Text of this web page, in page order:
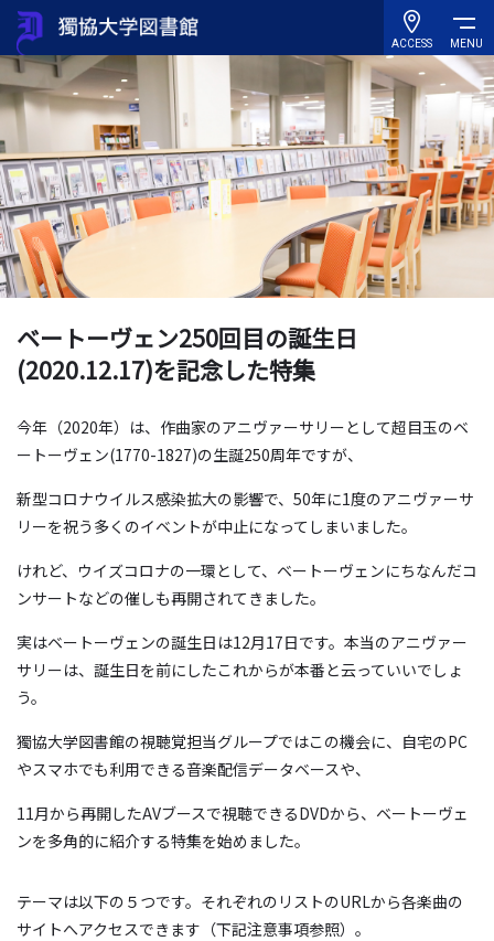
ACCESS MENU
ベートーヴェン250回目の誕生日
(2020.12.17)を記念した特集
今年（2020年）は、作曲家のアニヴァーサリーとして超目玉のベ
ートーヴェン(1770-1827)の生誕250周年ですが、
新型コロナウイルス感染拡大の影響で、50年に1度のアニヴァーサ
リーを祝う多くのイベントが中止になってしまいました。
けれど、ウイズコロナの一環として、ベートーヴェンにちなんだコ
ンサートなどの催しも再開されてきました。
実はベートーヴェンの誕生日は12月17日です。本当のアニヴァー
サリーは、誕生日を前にしたこれからが本番と云っていいでしょ
う。
獨協大学図書館の視聴覚担当グループではこの機会に、自宅のPC
やスマホでも利用できる音楽配信データベースや、
11月から再開したAVブースで視聴できるDVDから、ベートーヴェ
ンを多角的に紹介する特集を始めました。
テーマは以下の５つです。それぞれのリストのURLから各楽曲の
サイトへアクセスできます（下記注意事項参照）。